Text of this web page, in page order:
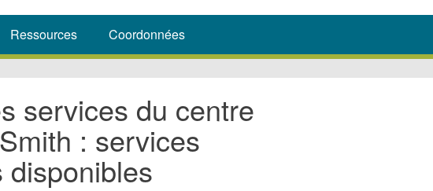
Ressources Coordonnées
services du centre
: services
disponibles